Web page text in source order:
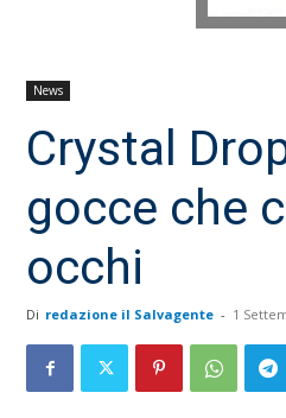
News
Crystal
gocce che
occhi
Di redazione il Salvagente - 1